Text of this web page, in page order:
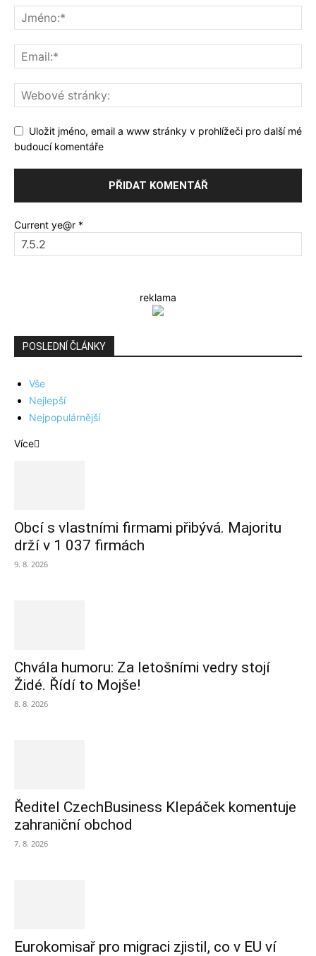
Uložit jméno, email a www stránky v prohlížeči pro další mé
budoucí komentáře
Current ye@r *
reklama
POSLEDNÍ ČLÁNKY
Vše
Nejlepší
Nejpopulárnější
Více
Obcí s vlastními firmami přibývá. Majoritu
drží v 1 037 firmách
9. 8. 2026
Chvála humoru: Za letošními vedry stojí
Židé. Řídí to Mojše!
8. 8. 2026
Ředitel CzechBusiness Klepáček komentuje
zahraniční obchod
7. 8. 2026
Eurokomisař pro migraci zjistil, co v EU ví